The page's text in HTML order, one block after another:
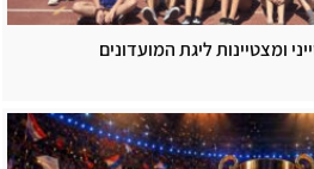
ומצטיינות ליגת המועדונים